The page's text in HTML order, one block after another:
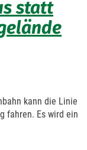
statt
kann die Linie
fahren. Es wird ein